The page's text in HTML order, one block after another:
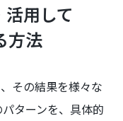
用して
方法
その結果を様々な
ターンを、具体的